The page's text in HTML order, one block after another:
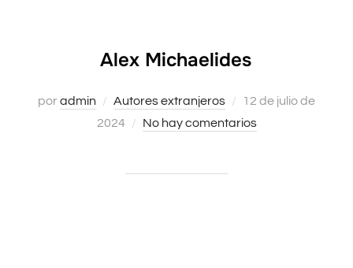
Alex Michaelides
poradmin Autores extranjeros
Publicado
el
12 de julio de
2024
No hay comentarios